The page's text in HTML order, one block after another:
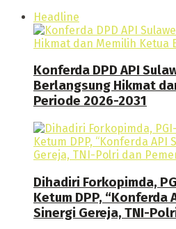
Headline
Konferda DPD API
Berlangsung Hikmat
Periode 2026-2031
Dihadiri Forkopimda,
Ketum DPP, “Konferda
Sinergi Gereja, TNI-